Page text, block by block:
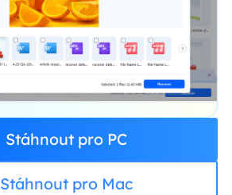
Stáhnout pro PC
Stáhnout pro Mac